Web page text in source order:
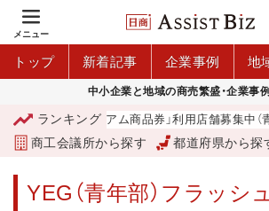
メニュー
トップ 新着記事 企業事例 地
中小企業と地域の商売繁盛・企業事例
ランキング
「青森市プレミアム商品券」利用店舗募集中（青
商工会議所から探す 都道府県から探
YEG（青年部）フラッシ